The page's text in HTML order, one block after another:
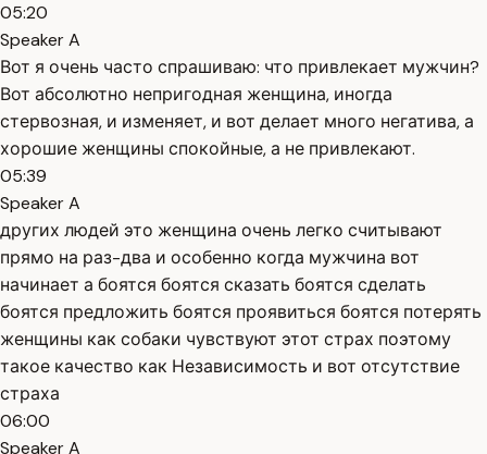
05:20
Speaker A
Вот я очень часто спрашиваю: что привлекает мужчин?
Вот абсолютно непригодная женщина, иногда
стервозная, и изменяет, и вот делает много негатива, а
хорошие женщины спокойные, а не привлекают.
05:39
Speaker A
других людей это женщина очень легко считывают
прямо на раз-два и особенно когда мужчина вот
начинает а боятся боятся сказать боятся сделать
боятся предложить боятся проявиться боятся потерять
женщины как собаки чувствуют этот страх поэтому
такое качество как Независимость и вот отсутствие
страха
06:00
Speaker A